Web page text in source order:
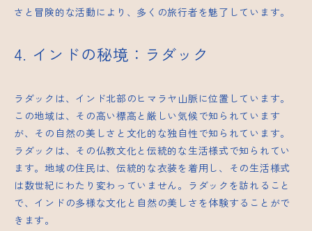
さと冒険的な活動により、多くの旅行者を魅了しています。
4. インドの秘境：ラダック
ラダックは、インド北部のヒマラヤ山脈に位置しています。
この地域は、その高い標高と厳しい気候で知られています
が、その自然の美しさと文化的な独自性で知られています。
ラダックは、その仏教文化と伝統的な生活様式で知られてい
ます。地域の住民は、伝統的な衣装を着用し、その生活様式
は数世紀にわたり変わっていません。ラダックを訪れること
で、インドの多様な文化と自然の美しさを体験することがで
きます。